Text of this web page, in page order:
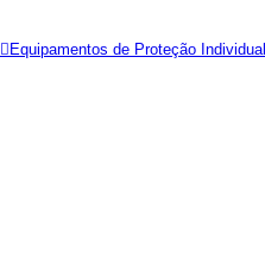
Equipamentos de Proteção Individual